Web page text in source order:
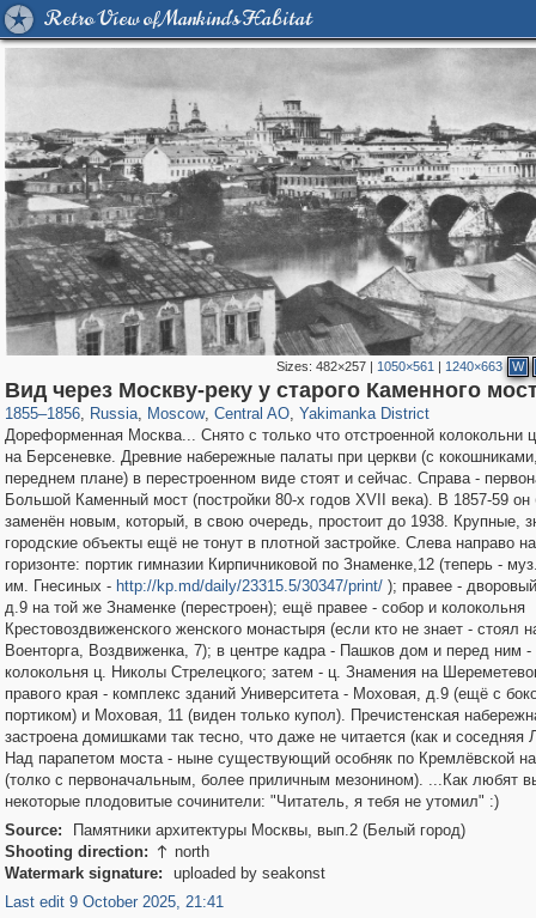
Retro View of Mankind's Habitat
Sizes: 482×257 | 1050×561 | 1240×663 W
Вид через Москву-реку у старого Каменного
1855–1856, Russia
1,407,363 29,248
, Moscow
319,882 8,286
, Central AO
160,021 5,916
, Yakimanka District
13,378 458
Дореформенная Москва... Снято с только что отстроенной колокольни
на Берсеневке. Древние набережные палаты при церкви (с
переднем плане) в перестроенном виде стоят и сейчас. Справа -
Большой Каменный мост (постройки 80-х годов XVII века). В 1857-59 он
заменён новым, который, в свою очередь, простоит до 1938. Крупные,
городские объекты ещё не тонут в плотной застройке. Слева направо на
горизонте: портик гимназии Кирпичниковой по Знаменке,12 (теперь -
им. Гнесиных - http://kp.md/daily/23315.5/30347/print/); правее -
д.9 на той же Знаменке (перестроен); ещё правее - собор и колокольня
Крестовоздвиженского женского монастыря (если кто не знает - стоял
Военторга, Воздвиженка, 7); в центре кадра - Пашков дом и перед ним -
колокольня ц. Николы Стрелецкого; затем - ц. Знамения на
правого края - комплекс зданий Университета - Моховая, д.9 (ещё с
портиком) и Моховая, 11 (виден только купол). Пречистенская
застроена домишками так тесно, что даже не читается (как и соседняя
Над парапетом моста - ныне существующий особняк по Кремлёвской
(толко с первоначальным, более приличным мезонином). ...Как любят
некоторые плодовитые сочинители: "Читатель, я тебя не утомил" :)
Source:
Памятники архитектуры Москвы, вып.2 (Белый город)
Shooting direction:  north
Watermark signature:
uploaded by seakonst
Last edit 9 October 2025, 21:41